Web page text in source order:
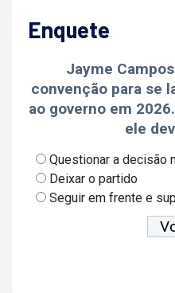
Enquete
Jayme
convenção para se
ao governo em
ele
Questionar a decisão
Deixar o partido
Seguir em frente e